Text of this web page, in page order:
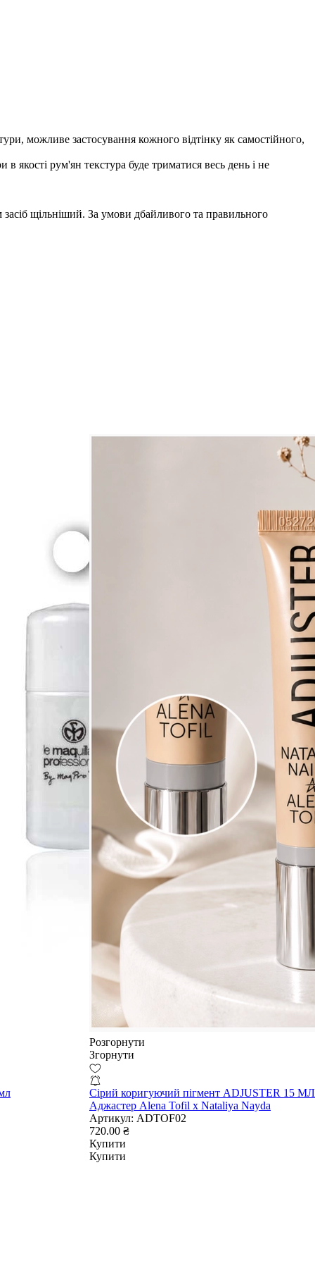
можливе застосування кожного відтінку як самостійного,
якості рум'ян текстура буде триматися весь день і не
щільніший. За умови дбайливого та правильного
Розгорнути
Згорнути
Сірий коригуючий пігмент ADJUSTER 15 МЛ
Аджастер Alena Tofil x Nataliya Nayda
Артикул: ADTOF02
720.00 ₴
Купити
Купити